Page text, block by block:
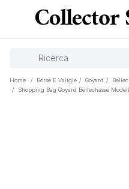
Home / Borse E Valigie / Goyard /
/
Shopping Bag Goyard Bellechasse